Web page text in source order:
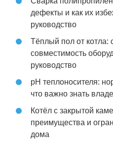
дефекты и как их
руководство
Тёплый пол от котла:
совместимость
руководство
pH теплоносителя:
что важно знать
Котёл с закрытой
преимущества и
дома